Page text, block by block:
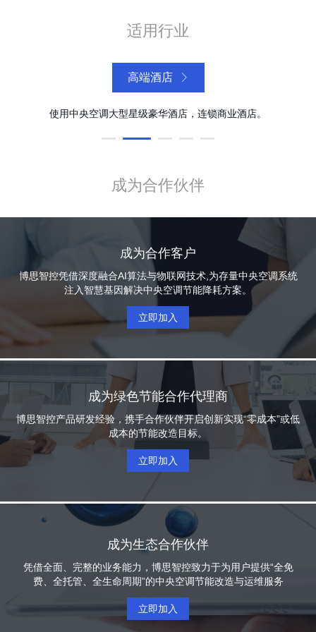
适用行业
高端酒店
使用中央空调大型星级豪华酒店，连锁商业酒店。
成为合作伙伴
成为合作客户
博思智控凭借深度融合AI算法与物联网技术,为存量中央空调系统
注入智慧基因解决中央空调节能降耗方案。
立即加入
成为绿色节能合作代理商
博思智控产品研发经验，携手合作伙伴开启创新实现“零成本”或低
成本的节能改造目标。
立即加入
成为生态合作伙伴
凭借全面、完整的业务能力，博思智控致力于为用户提供“全免
费、全托管、全生命周期”的中央空调节能改造与运维服务
立即加入